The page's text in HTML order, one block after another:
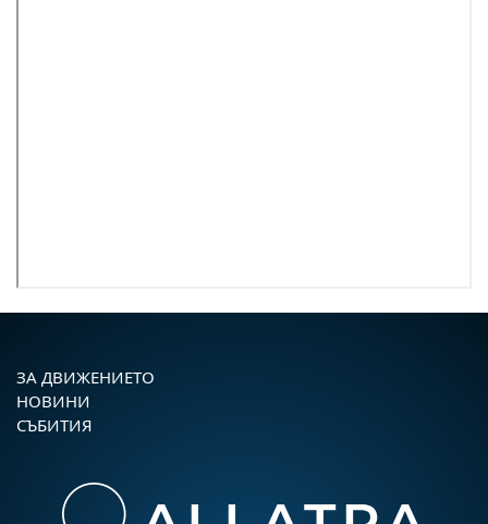
ЗА ДВИЖЕНИЕТО
НОВИНИ
СЪБИТИЯ